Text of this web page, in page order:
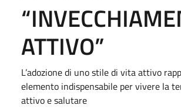
ATTIVO”
L’adozione di uno stile di vita attivo
elemento indispensabile per vivere la
attivo e salutare